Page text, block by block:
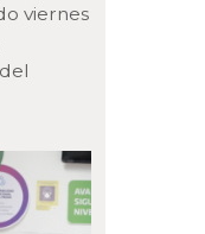
viernes